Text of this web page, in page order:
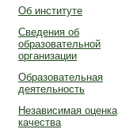
Об институте
Сведения об
образовательной
организации
Образовательная
деятельность
Независимая оценка
качества